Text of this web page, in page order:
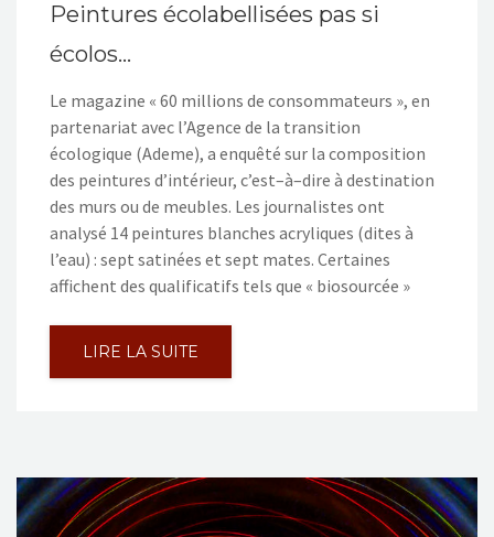
Peintures écolabellisées pas si
écolos…
Le magazine « 60 millions de consommateurs », en
partenariat avec l’Agence de la transition
écologique (Ademe), a enquêté sur la composition
des peintures d’intérieur, c’est–à–dire à destination
des murs ou de meubles. Les journalistes ont
analysé 14 peintures blanches acryliques (dites à
l’eau) : sept satinées et sept mates. Certaines
affichent des qualificatifs tels que « biosourcée »
LIRE LA SUITE